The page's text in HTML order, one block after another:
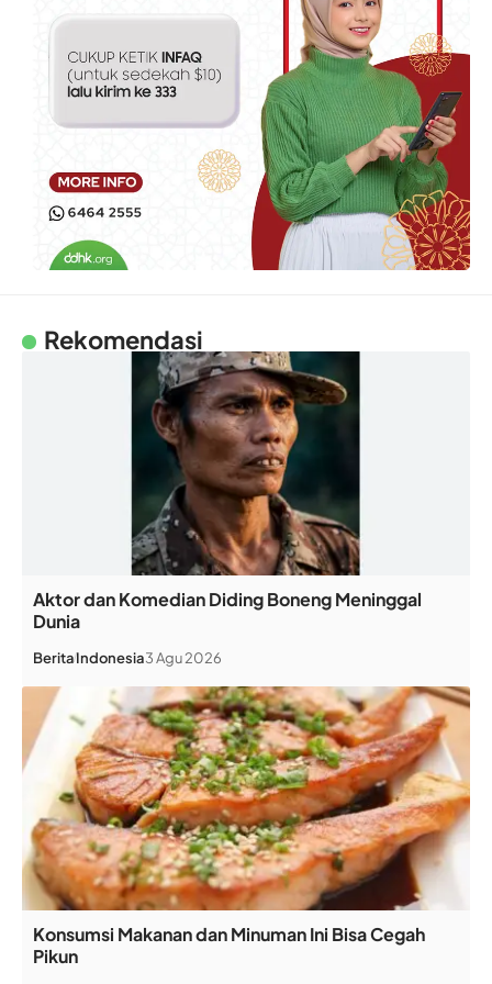
Rekomendasi
Aktor dan Komedian Diding Boneng Meninggal
Dunia
BeritaIndonesia3 Agu 2026
Konsumsi Makanan dan Minuman Ini Bisa Cegah
Pikun